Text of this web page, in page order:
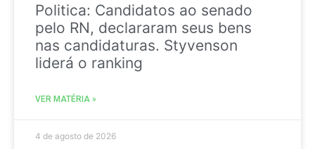
Politica: Candidatos ao senado
pelo RN, declararam seus bens
nas candidaturas. Styvenson
liderá o ranking
VER MATÉRIA »
4 de agosto de 2026